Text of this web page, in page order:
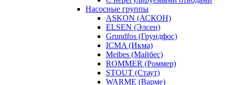
Насосные группы
ASKON (АСКОН)
ELSEN (Элсен)
Grundfos (Грундфос)
ICMA (Икма)
Meibes (Майбес)
ROMMER (Роммер)
STOUT (Стаут)
WARME (Варме)